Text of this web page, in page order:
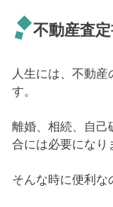
不動産査
人生には、不動
す。
離婚、相続、自己
合には必要になり
そんな時に便利な